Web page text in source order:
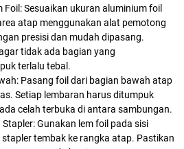
Sesuaikan ukuran aluminium foil
atap menggunakan alat pemotong
presisi dan mudah dipasang.
tidak ada bagian yang
terlalu tebal.
Pasang foil dari bagian bawah atap
Setiap lembaran harus ditumpuk
celah terbuka di antara sambungan.
Gunakan lem foil pada sisi
tembak ke rangka atap. Pastikan